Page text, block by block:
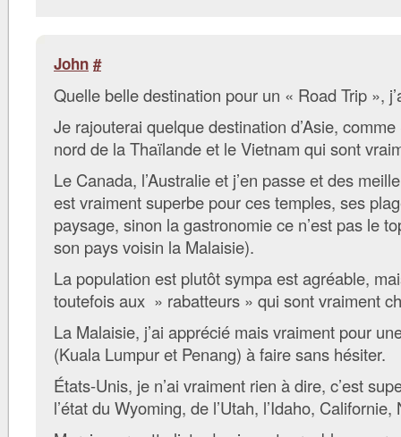
John #
Quelle belle destination pour un « Road Trip »,
Je rajouterai quelque destination d’Asie,
nord de la Thaïlande et le Vietnam qui sont
Le Canada, l’Australie et j’en passe et des
est vraiment superbe pour ces temples, ses
paysage, sinon la gastronomie ce n’est pas le
son pays voisin la Malaisie).
La population est plutôt sympa est agréable,
toutefois aux » rabatteurs » qui sont vraiment
La Malaisie, j’ai apprécié mais vraiment pour
(Kuala Lumpur et Penang) à faire sans hésiter.
États-Unis, je n’ai vraiment rien à dire, c’est
l’état du Wyoming, de l’Utah, l’Idaho,